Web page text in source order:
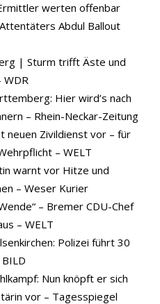
werten offenbar
Abdul Ballout
| Sturm trifft Äste und
WDR
Hier wird’s nach
– Rhein-Neckar-Zeitung
neuen Zivildienst vor – für
– WELT
warnt vor Hitze und
– Weser Kurier
– Bremer CDU-Chef
– WELT
Polizei führt 30
Nun knöpft er sich
vor – Tagesspiegel